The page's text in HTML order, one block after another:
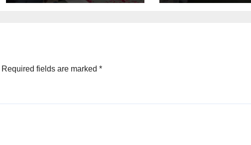
Required fields are marked *